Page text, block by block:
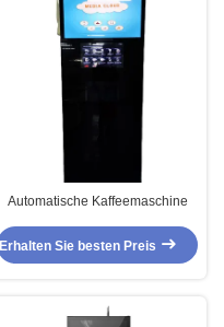
Automatische Kaffeemaschine
Erhalten Sie besten Preis